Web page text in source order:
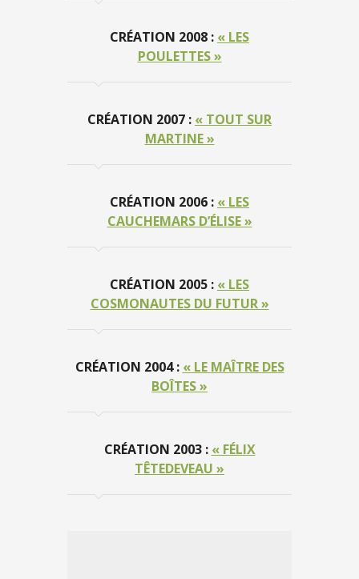
CRÉATION 2008 : « LES
POULETTES »
CRÉATION 2007 : « TOUT SUR
MARTINE »
CRÉATION 2006 : « LES
CAUCHEMARS D’ÉLISE »
CRÉATION 2005 : « LES
COSMONAUTES DU FUTUR »
CRÉATION 2004 : « LE MAÎTRE DES
BOÎTES »
CRÉATION 2003 : « FÉLIX
TÊTEDEVEAU »